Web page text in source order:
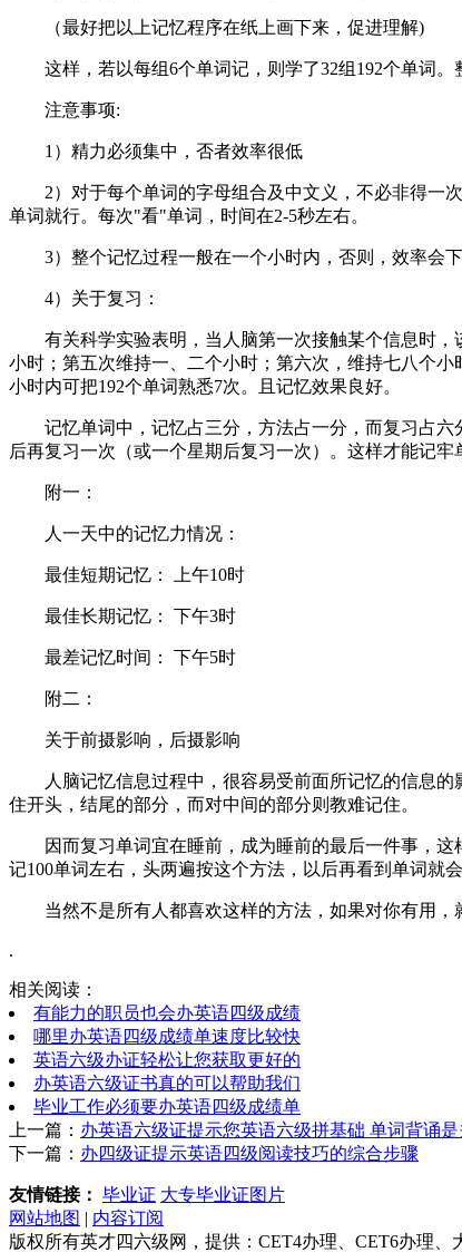
（最好把以上记忆程序在纸上画下来，促进理解)
这样，若以每组6个单词记，则学了32组192个单词。
注意事项:
1）精力必须集中，否者效率很低
2）对于每个单词的字母组合及中文义，不必非得一次
单词就行。每次"看"单词，时间在2-5秒左右。
3）整个记忆过程一般在一个小时内，否则，效率会下
4）关于复习：
有关科学实验表明，当人脑第一次接触某个信息时，
小时；第五次维持一、二个小时；第六次，维持七八个
小时内可把192个单词熟悉7次。且记忆效果良好。
记忆单词中，记忆占三分，方法占一分，而复习占六
后再复习一次（或一个星期后复习一次）。这样才能记
附一：
人一天中的记忆力情况：
最佳短期记忆： 上午10时
最佳长期记忆： 下午3时
最差记忆时间： 下午5时
附二：
关于前摄影响，后摄影响
人脑记忆信息过程中，很容易受前面所记忆的信息的
住开头，结尾的部分，而对中间的部分则教难记住。
因而复习单词宜在睡前，成为睡前的最后一件事，这
记100单词左右，头两遍按这个方法，以后再看到单词就
当然不是所有人都喜欢这样的方法，如果对你有用，
.
相关阅读：
有能力的职员也会办英语四级成绩
哪里办英语四级成绩单速度比较快
英语六级办证轻松让您获取更好的
办英语六级证书真的可以帮助我们
毕业工作必须要办英语四级成绩单
上一篇： 办英语六级证提示您英语六级拼基础 单词背诵
下一篇： 办四级证提示英语四级阅读技巧的综合步骤
友情链接： 毕业证 大专毕业证图片
网站地图 | 内容订阅
版权所有英才四六级网，提供：CET4办理、CET6办理